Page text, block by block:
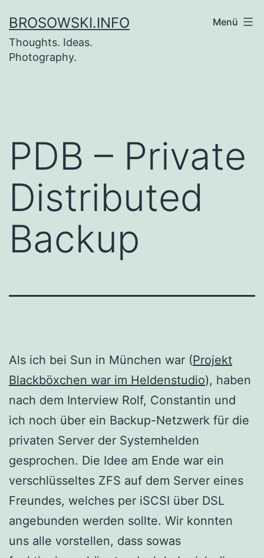
Inhalt
springen
BROSOWSKI.INFO
Thoughts. Ideas.
Photography.
Menü
PDB – Private
Distributed
Backup
Als ich bei Sun in München war (Projekt
Blackböxchen war im Heldenstudio), haben
nach dem Interview Rolf, Constantin und
ich noch über ein Backup-Netzwerk für die
privaten Server der Systemhelden
gesprochen. Die Idee am Ende war ein
verschlüsseltes ZFS auf dem Server eines
Freundes, welches per iSCSI über DSL
angebunden werden sollte. Wir konnten
uns alle vorstellen, dass sowas